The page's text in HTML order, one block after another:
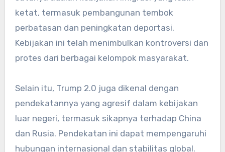
ketat, termasuk pembangunan tembok
perbatasan dan peningkatan deportasi.
Kebijakan ini telah menimbulkan kontroversi dan
protes dari berbagai kelompok masyarakat.
Selain itu, Trump 2.0 juga dikenal dengan
pendekatannya yang agresif dalam kebijakan
luar negeri, termasuk sikapnya terhadap China
dan Rusia. Pendekatan ini dapat mempengaruhi
hubungan internasional dan stabilitas global.